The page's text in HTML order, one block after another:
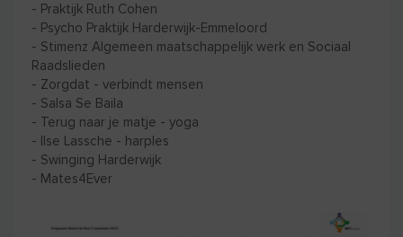
- Praktijk Ruth Cohen
- Psycho Praktijk Harderwijk-Emmeloord
- Stimenz Algemeen maatschappelijk werk en Sociaal
Raadslieden
- Zorgdat - verbindt mensen
- Salsa Se Baila
- Terug naar je matje - yoga
- Ilse Lassche - harples
- Swinging Harderwijk
- Mates4Ever